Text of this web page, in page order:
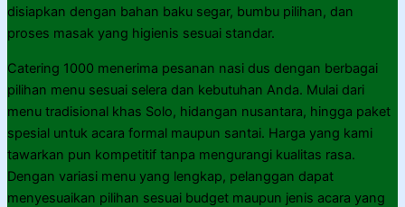
disiapkan dengan bahan baku segar, bumbu pilihan, dan
proses masak yang higienis sesuai standar.
Catering 1000 menerima pesanan nasi dus dengan berbagai
pilihan menu sesuai selera dan kebutuhan Anda. Mulai dari
menu tradisional khas Solo, hidangan nusantara, hingga paket
spesial untuk acara formal maupun santai. Harga yang kami
tawarkan pun kompetitif tanpa mengurangi kualitas rasa.
Dengan variasi menu yang lengkap, pelanggan dapat
menyesuaikan pilihan sesuai budget maupun jenis acara yang